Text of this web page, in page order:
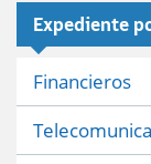
Expediente
Financieros